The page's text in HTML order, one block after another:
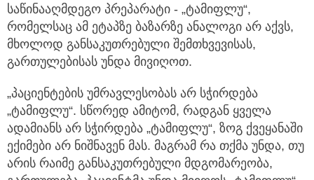
საწინააღმდეგო პრეპარატი - „ტამიფლუ“,
რომელსაც ამ ეტაპზე ბაზარზე ანალოგი არ აქვს,
მხოლოდ განსაკუთრებული შემთხვევისას,
გართულებისას უნდა მივიღოთ.
„პაციენტების უმრავლესობას არ სჭირდება
„ტამიფლუ“. სწორედ ამიტომ, რადგან ყველა
ადამიანს არ სჭირდება „ტამიფლუ“, ზოგ ქვეყანაში
ექიმები არ ნიშნავენ მას. მაგრამ რა თქმა უნდა, თუ
არის რაიმე განსაკუთრებული მდგომარეობა,